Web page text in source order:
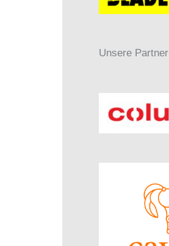
Unsere Partner